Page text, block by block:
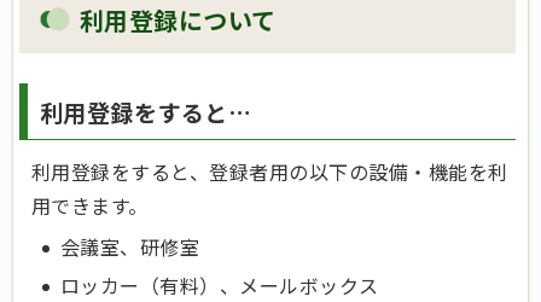
利用登録について
利用登録をすると…
利用登録をすると、登録者用の以下の設備・機能を利
用できます。
会議室、研修室
ロッカー（有料）、メールボックス